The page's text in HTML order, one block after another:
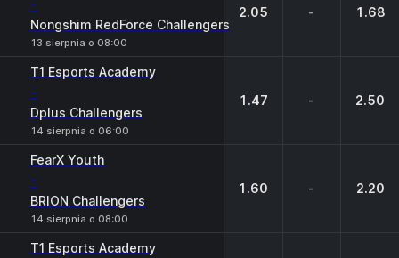
-
Nongshim RedForce Challengers
13 sierpnia o 08:00
2.05 - 1.68
T1 Esports Academy
-
Dplus Challengers
14 sierpnia o 06:00
1.47 - 2.50
FearX Youth
-
BRION Challengers
14 sierpnia o 08:00
1.60 - 2.20
T1 Esports Academy